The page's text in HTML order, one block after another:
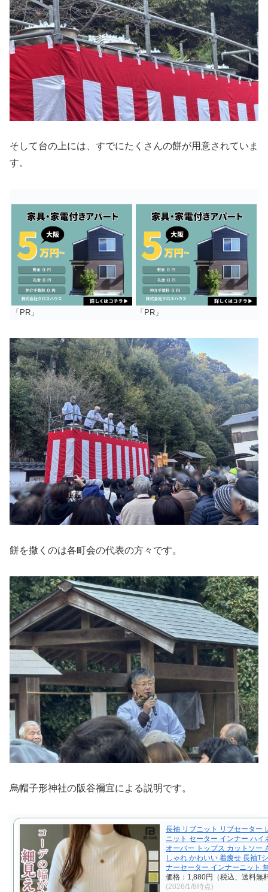
そして台の上には、すでにたくさんの餅が用意されていま
す。
「PR」 「PR」
餅を撒くのは各町会の代表の方々です。
烏帽子形神社の阪谷禰宜による説明です。
長袖 リブニット リブセーター
ニット セーター インナー ハイ
オーバー トップス カットソー
しゃれ かわいい 着痩せ 長袖T
ナーセーター インナーニット
価格：1,880円（税込、送料無
(2026/1/8時点)